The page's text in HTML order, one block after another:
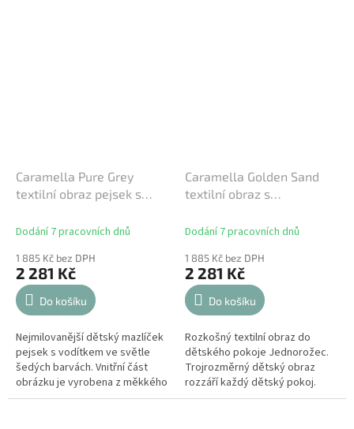
Caramella Pure Grey
textilní obraz pejsek s
Dodání 7 pracovních dnů
1 885 Kč bez DPH
2 281 Kč
Do košíku
Nejmilovanější dětský mazlíček
pejsek s vodítkem ve světle
šedých barvách. Vnitřní část
obrázku je vyrobena z měkkého
textilu. Rozkošný textilní
Caramella Golden Sand
textilní obraz s
Dodání 7 pracovních dnů
1 885 Kč bez DPH
2 281 Kč
Do košíku
Rozkošný textilní obraz do
dětského pokoje Jednorožec.
Trojrozměrný dětský obraz
rozzáří každý dětský pokoj.
Dokoupením ozdobné mašle